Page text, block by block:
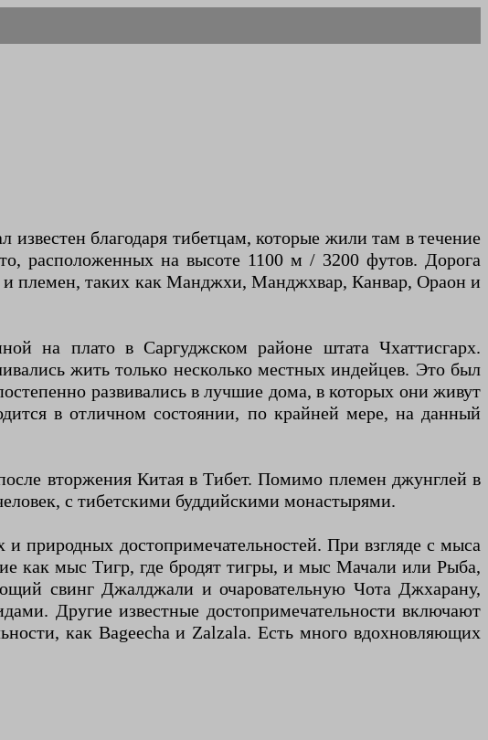
благодаря тибетцам, которые жили там в течение
расположенных на высоте 1100 м / 3200 футов. Дорога
и племен, таких как Манджхи, Манджхвар, Канвар, Ораон и
на плато в Саргуджском районе штата Чхаттисгарх.
жить только несколько местных индейцев. Это был
развивались в лучшие дома, в которых они живут
в отличном состоянии, по крайней мере, на данный
вторжения Китая в Тибет. Помимо племен джунглей в
с тибетскими буддийскими монастырями.
природных достопримечательностей. При взгляде с мыса
как мыс Тигр, где бродят тигры, и мыс Мачали или Рыба,
свинг Джалджали и очаровательную Чота Джхарану,
Другие известные достопримечательности включают
как Bageecha и Zalzala. Есть много вдохновляющих